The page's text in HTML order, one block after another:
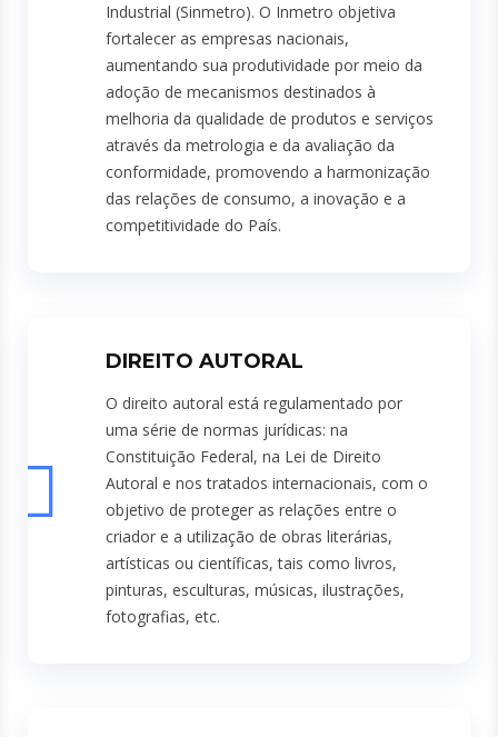
Industrial (Sinmetro). O Inmetro objetiva
fortalecer as empresas nacionais,
aumentando sua produtividade por meio da
adoção de mecanismos destinados à
melhoria da qualidade de produtos e serviços
através da metrologia e da avaliação da
conformidade, promovendo a harmonização
das relações de consumo, a inovação e a
competitividade do País.
DIREITO AUTORAL
O direito autoral está regulamentado por
uma série de normas jurídicas: na
Constituição Federal, na Lei de Direito
Autoral e nos tratados internacionais, com o
objetivo de proteger as relações entre o
criador e a utilização de obras literárias,
artísticas ou científicas, tais como livros,
pinturas, esculturas, músicas, ilustrações,
fotografias, etc.